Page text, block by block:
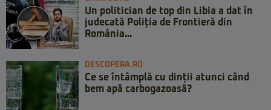
Un politician de top din Libia a dat în
judecată Poliția de Frontieră din
România...
DESCOPERA.RO
Ce se întâmplă cu dinții atunci când
bem apă carbogazoasă?